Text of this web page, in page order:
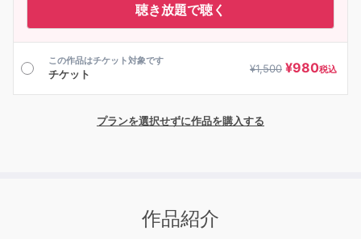
聴き放題で聴く
この作品はチケット対象です
チケット ¥1,500 ¥980税込
プランを選択せずに作品を購入する
作品紹介